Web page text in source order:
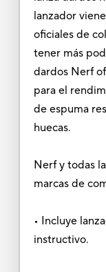
lanzador
oficiales de
tener más
dardos Nerf
para el
de espuma
huecas.
Nerf y todas
marcas de
• Incluye
instructivo.